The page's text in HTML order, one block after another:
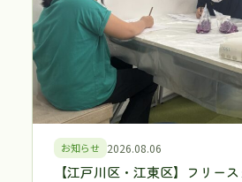
お知らせ 2026.08.06
【江戸川区・江東区】フリー